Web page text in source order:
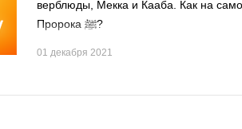
верблюды, Мекка и Кааба. Как на
Пророка ﷺ?
01 декабря 2021